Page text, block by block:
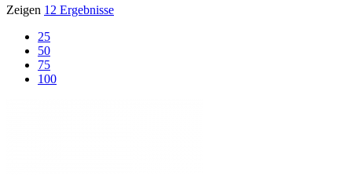
Zeigen 12 Ergebnisse
25
50
75
100